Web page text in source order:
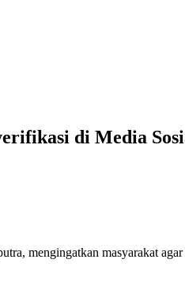
di Media
mengingatkan masyarakat